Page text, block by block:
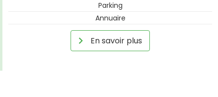
Parking
Annuaire
En savoir plus